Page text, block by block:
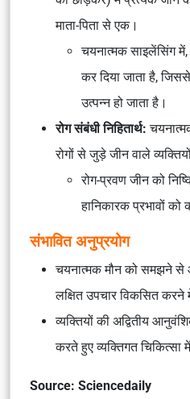
माता-पिता से एक।
चयनात्मक साइलेंसिंग
कर दिया जाता है, जिससे
उत्पन्न हो जाता है।
रोग संबंधी निहितार्थ:
रोगों से जुड़े जीन वाले
रोग-प्रवण जीन को
हानिकारक प्रभावों
संभावित अनुप्रयोग
चयनात्मक मौन को समझने से
लक्षित उपचार विकसित
व्यक्तियों की अद्वितीय
करते हुए व्यक्तिगत चिकित्सा
Source: Sciencedaily